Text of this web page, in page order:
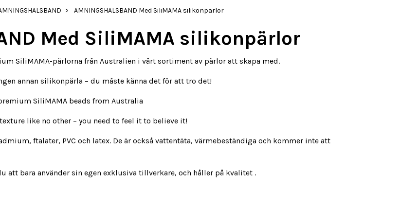
AMNINGSHALSBAND Med SiliMAMA silikonpärlor
Med SiliMAMA silikonpärlor
SiliMAMA-pärlorna från Australien i vårt sortiment av pärlor att skapa med.
annan silikonpärla – du måste känna det för att tro det!
SiliMAMA beads from Australia
like no other – you need to feel it to believe it!
ftalater, PVC och latex. De är också vattentäta, värmebeständiga och kommer inte att
bara använder sin egen exklusiva tillverkare, och håller på kvalitet .